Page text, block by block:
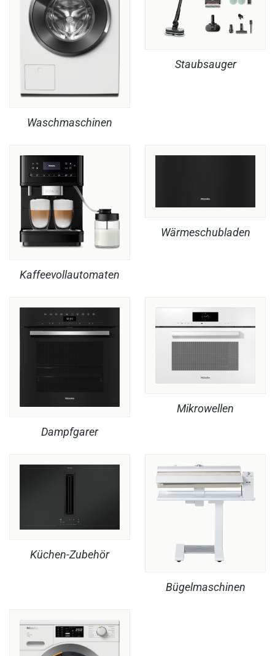
Waschmaschinen
Staubsauger
Kaffeevollautomaten
Wärmeschubladen
Dampfgarer
Mikrowellen
Küchen-Zubehör
Bügelmaschinen